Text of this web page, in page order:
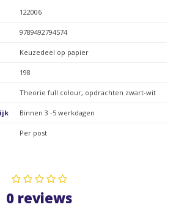
122006
9789492794574
Keuzedeel op papier
198
Theorie full colour, opdrachten zwart-wit
Binnen 3 -5 werkdagen
Per post
0 reviews